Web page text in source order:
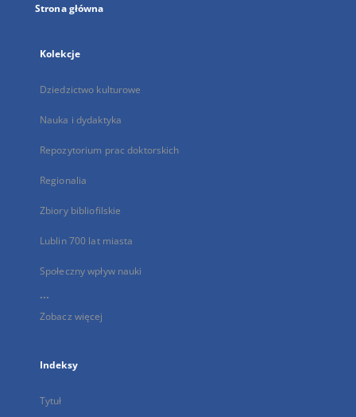
Strona główna
Kolekcje
Dziedzictwo kulturowe
Nauka i dydaktyka
Repozytorium prac doktorskich
Regionalia
Zbiory bibliofilskie
Lublin 700 lat miasta
Społeczny wpływ nauki
...
Zobacz więcej
Indeksy
Tytuł